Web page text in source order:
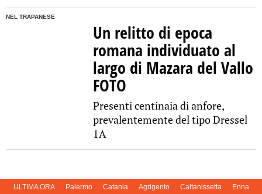
NEL TRAPANESE
Un relitto di epoca
romana individuato al
largo di Mazara del Vallo
FOTO
Presenti centinaia di anfore,
prevalentemente del tipo Dressel
1A
ULTIMA ORA Palermo Catania Agrigento Caltanissetta Enna